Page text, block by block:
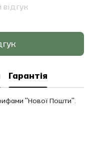
Гарантія
"Нової Пошти".